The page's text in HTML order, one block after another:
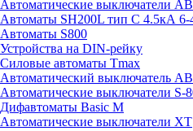
Автоматические выключатели
Автоматы SH200L тип С 4.5кА 6-
Автоматы S800
Устройства на DIN-рейку
Силовые автоматы Tmax
Автоматический выключатель
Автоматические выключатели
Дифавтоматы Basic M
Автоматические выключатели XT